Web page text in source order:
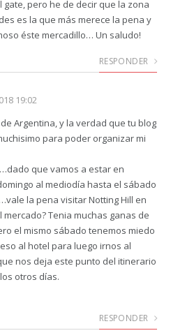
gate, pero he de decir que la zona
es la que más merece la pena y
éste mercadillo… Un saludo!
RESPONDER
19:02
Argentina, y la verdad que tu blog
para poder organizar mi
que vamos a estar en
al mediodía hasta el sábado
la pena visitar Notting Hill en
Tenia muchas ganas de
el mismo sábado tenemos miedo
al hotel para luego irnos al
nos deja este punto del itinerario
otros días.
RESPONDER